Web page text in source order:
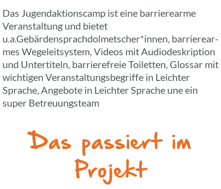
Das Jugend­ak­ti­ons­camp ist eine barrie­re­arme
Veran­stal­tung und bietet
u.a.Gebärdensprachdolmetscher*innen, barrie­re­ar­
mes Wege­leit­sys­tem, Videos mit Audio­deskrip­tion
und Unter­ti­teln, barrie­re­freie Toilet­ten, Glossar mit
wich­ti­gen Veran­stal­tungs­be­griffe in Leich­ter
Sprache, Ange­bote in Leich­ter Sprache une ein
super Betreuungsteam
Das passiert im
Projekt